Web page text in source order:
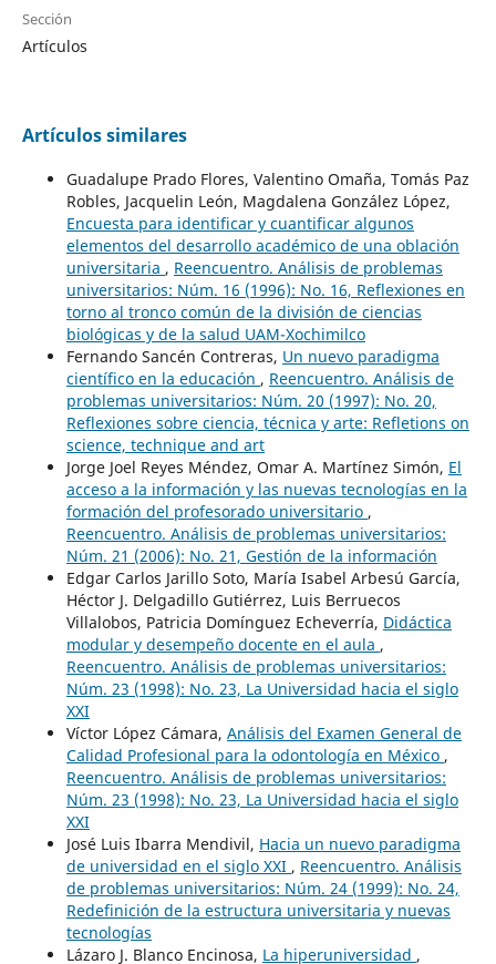
Sección
Artículos
Artículos similares
Guadalupe Prado Flores, Valentino Omaña, Tomás Paz
Robles, Jacquelin León, Magdalena González López,
Encuesta para identificar y cuantificar algunos
elementos del desarrollo académico de una oblación
universitaria , Reencuentro. Análisis de problemas
universitarios: Núm. 16 (1996): No. 16, Reflexiones en
torno al tronco común de la división de ciencias
biológicas y de la salud UAM-Xochimilco
Fernando Sancén Contreras, Un nuevo paradigma
científico en la educación , Reencuentro. Análisis de
problemas universitarios: Núm. 20 (1997): No. 20,
Reflexiones sobre ciencia, técnica y arte: Refletions on
science, technique and art
Jorge Joel Reyes Méndez, Omar A. Martínez Simón, El
acceso a la información y las nuevas tecnologías en la
formación del profesorado universitario ,
Reencuentro. Análisis de problemas universitarios:
Núm. 21 (2006): No. 21, Gestión de la información
Edgar Carlos Jarillo Soto, María Isabel Arbesú García,
Héctor J. Delgadillo Gutiérrez, Luis Berruecos
Villalobos, Patricia Domínguez Echeverría, Didáctica
modular y desempeño docente en el aula ,
Reencuentro. Análisis de problemas universitarios:
Núm. 23 (1998): No. 23, La Universidad hacia el siglo
XXI
Víctor López Cámara, Análisis del Examen General de
Calidad Profesional para la odontología en México ,
Reencuentro. Análisis de problemas universitarios:
Núm. 23 (1998): No. 23, La Universidad hacia el siglo
XXI
José Luis Ibarra Mendivil, Hacia un nuevo paradigma
de universidad en el siglo XXI , Reencuentro. Análisis
de problemas universitarios: Núm. 24 (1999): No. 24,
Redefinición de la estructura universitaria y nuevas
tecnologías
Lázaro J. Blanco Encinosa, La hiperuniversidad ,